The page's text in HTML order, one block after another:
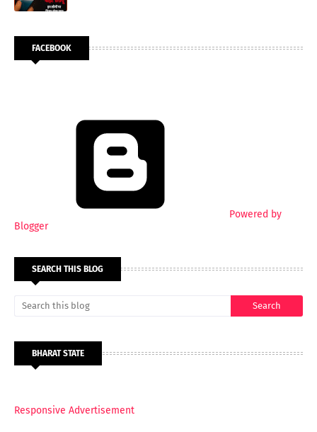
FACEBOOK
Powered by
Blogger
SEARCH THIS BLOG
BHARAT STATE
Responsive Advertisement